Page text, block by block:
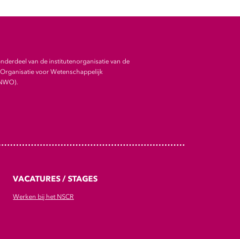
van de institutenorganisatie van de
voor Wetenschappelijk
VACATURES / STAGES
Werken bij het NSCR